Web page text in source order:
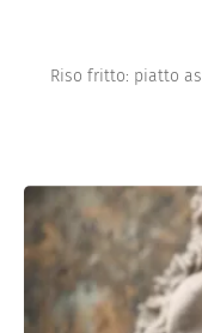
Riso fritto: piatto